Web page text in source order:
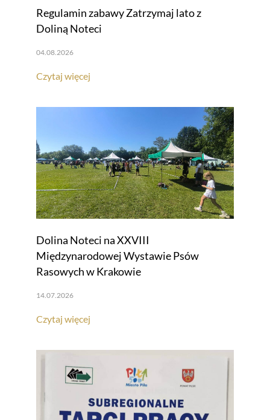
Regulamin zabawy Zatrzymaj lato z
Doliną Noteci
04.08.2026
Czytaj więcej
Dolina Noteci na XXVIII
Międzynarodowej Wystawie Psów
Rasowych w Krakowie
14.07.2026
Czytaj więcej